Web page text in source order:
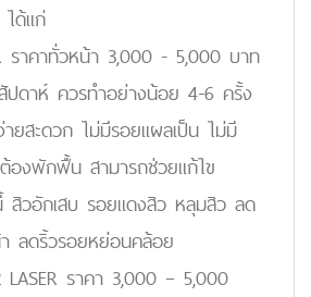
ได้แก่
ราคาทั่วหน้า 3,000 - 5,000 บาท
ดาห์ ควรทำอย่างน้อย 4-6 ครั้ง
ายสะดวก ไม่มีรอยแผลเป็น ไม่มี
องพักฟื้น สามารถช่วยแก้ไข
วอักเสบ รอยแดงสิว หลุมสิว ลด
ลดริ้วรอยหย่อนคล้อย
LASER ราคา 3,000 – 5,000